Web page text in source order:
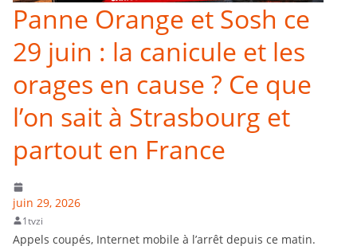
Panne Orange et Sosh ce
29 juin : la canicule et les
orages en cause ? Ce que
l’on sait à Strasbourg et
partout en France
juin 29, 2026
1tvzi
Appels coupés, Internet mobile à l’arrêt depuis ce matin.